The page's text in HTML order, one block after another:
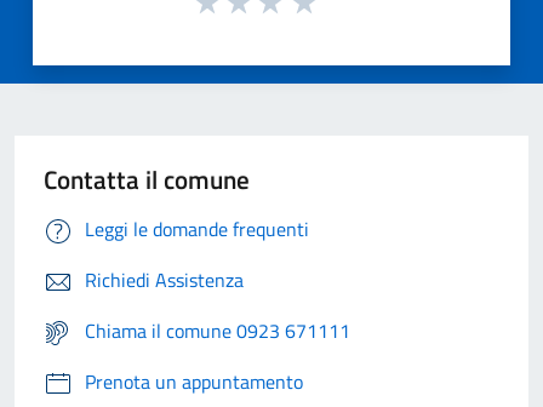
Contatta il comune
Leggi le domande frequenti
Richiedi Assistenza
Chiama il comune 0923 671111
Prenota un appuntamento